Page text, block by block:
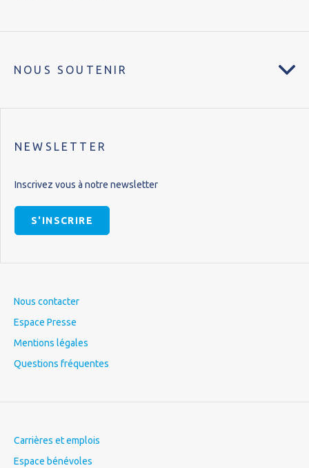
NOUS SOUTENIR
NEWSLETTER
Inscrivez vous à notre newsletter
S'INSCRIRE
Nous contacter
Espace Presse
Mentions légales
Questions fréquentes
Carrières et emplois
Espace bénévoles